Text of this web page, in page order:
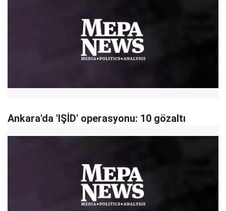
Ankara'da 'IŞİD' operasyonu: 10 gözaltı